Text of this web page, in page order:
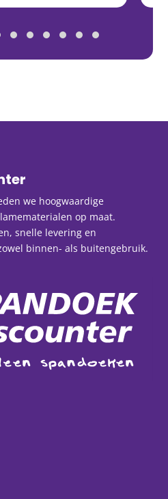
we hoogwaardige
op maat.
snelle levering en
binnen- als buitengebruik.